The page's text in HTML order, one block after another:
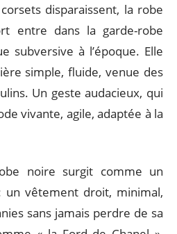
disparaissent, la robe
entre dans la garde-robe
subversive à l’époque. Elle
simple, fluide, venue des
Un geste audacieux, qui
vivante, agile, adaptée à la
noire surgit comme un
un vêtement droit, minimal,
sans jamais perdre de sa